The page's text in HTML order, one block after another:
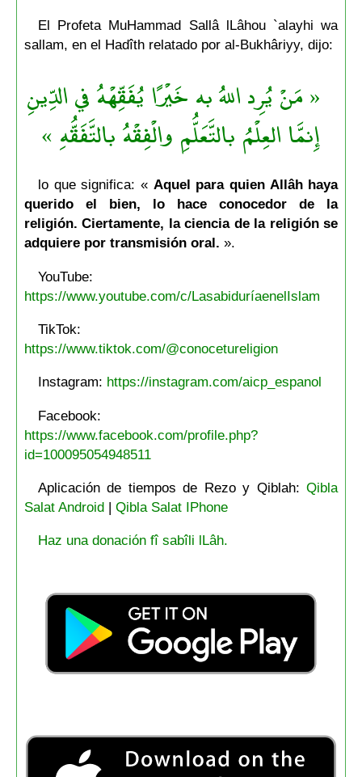
El Profeta MuHammad Sallâ lLâhou `alayhi wa
sallam, en el Hadîth relatado por al-Bukhâriyy, dijo:
« مَنْ يُرِد اللهُ به خَيْرًا يُفَقِّهْهُ في الدِّينِ
إِنمَّا العِلْمُ بالتَّعَلُّمِ والْفِقْهُ بالتَّفَقُّهِ »
lo que significa: « Aquel para quien Allâh haya
querido el bien, lo hace conocedor de la
religión. Ciertamente, la ciencia de la religión se
adquiere por transmisión oral. ».
YouTube:
https://www.youtube.com/c/LasabiduríaenelIslam
TikTok:
https://www.tiktok.com/@conocetureligion
Instagram: https://instagram.com/aicp_espanol
Facebook:
https://www.facebook.com/profile.php?
id=100095054948511
Aplicación de tiempos de Rezo y Qiblah:Qibla
Salat Android| Qibla Salat IPhone
Haz una donación fî sabîli lLâh.